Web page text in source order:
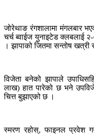
जोरेथाङ रंगशालामा मंगलबार
चर्च ब्वाईज युनाइटेड क्लबलाई
। झापाको जितमा सन्तोष
विजेता बनेको झापाले
लाख) हात पारेको छ भने
चित्त बुझाएको छ ।
स्मरण रहोस्, फाइनल प्रवेश